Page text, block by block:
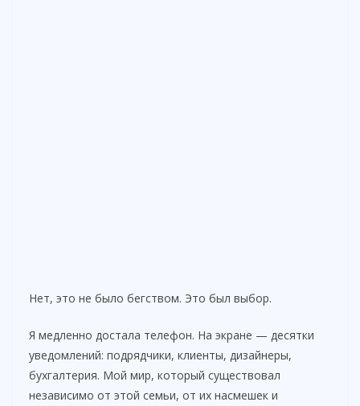
Нет, это не было бегством. Это был выбор.
Я медленно достала телефон. На экране — десятки
уведомлений: подрядчики, клиенты, дизайнеры,
бухгалтерия. Мой мир, который существовал
независимо от этой семьи, от их насмешек и